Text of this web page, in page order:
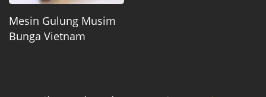
Mesin Gulung Musim
Bunga Vietnam